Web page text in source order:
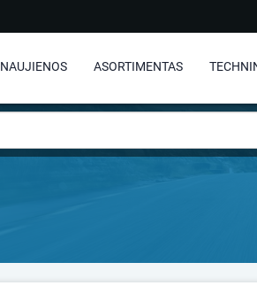
NAUJIENOS ASORTIMENTAS